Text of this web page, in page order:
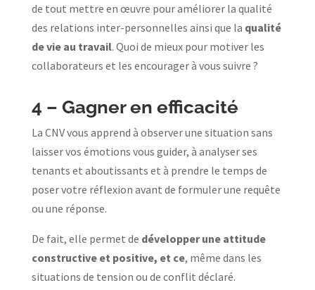
de tout mettre en œuvre pour améliorer la qualité
des relations inter-personnelles ainsi que la qualité
de vie au travail. Quoi de mieux pour motiver les
collaborateurs et les encourager à vous suivre ?
4 – Gagner en efficacité
La CNV vous apprend à observer une situation sans
laisser vos émotions vous guider, à analyser ses
tenants et aboutissants et à prendre le temps de
poser votre réflexion avant de formuler une requête
ou une réponse.
De fait, elle permet de développer une attitude
constructive et positive, et ce, même dans les
situations de tension ou de conflit déclaré.